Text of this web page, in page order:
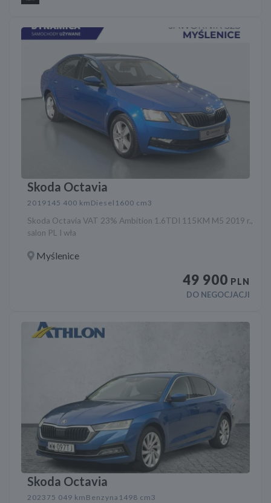
Skoda Octavia
2019 145 400 km Diesel 1600 cm3
Skoda Octavia VAT 23% Ambition 1.6TDI 115KM M5 2019 r.,
salon PL I wła
Myślenice
49 900 PLN
DO NEGOCJACJI
Skoda Octavia
2023 75 049 km Benzyna 1498 cm3